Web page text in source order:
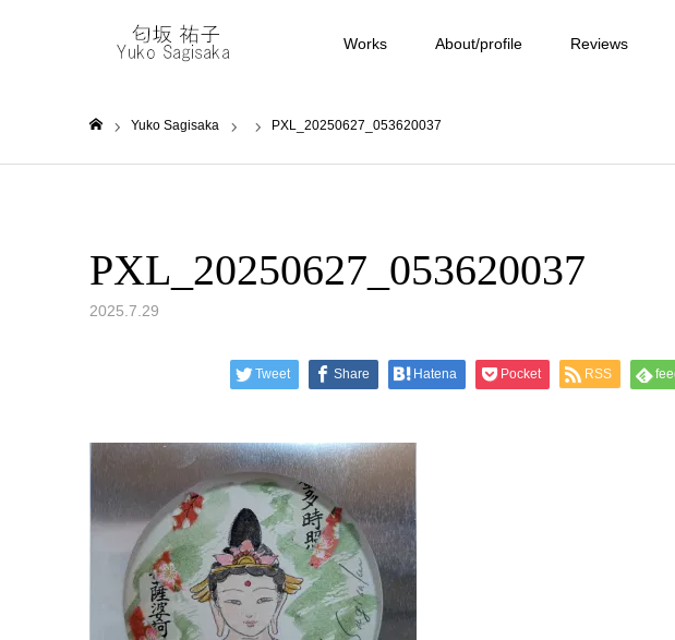
Works About/profile Reviews
Yuko Sagisaka PXL_20250627_053620037
PXL_20250627_053620037
2025.7.29
Tweet Share Hatena Pocket RSS